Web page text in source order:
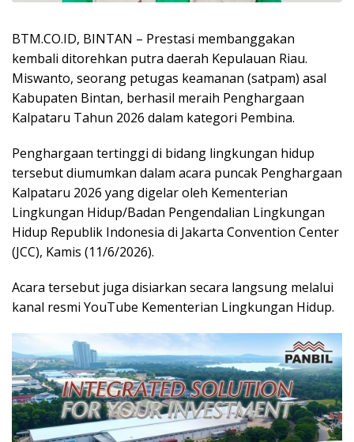
BTM.CO.ID, BINTAN – Prestasi membanggakan
kembali ditorehkan putra daerah Kepulauan Riau.
Miswanto, seorang petugas keamanan (satpam) asal
Kabupaten Bintan, berhasil meraih Penghargaan
Kalpataru Tahun 2026 dalam kategori Pembina.
Penghargaan tertinggi di bidang lingkungan hidup
tersebut diumumkan dalam acara puncak Penghargaan
Kalpataru 2026 yang digelar oleh Kementerian
Lingkungan Hidup/Badan Pengendalian Lingkungan
Hidup Republik Indonesia di Jakarta Convention Center
(JCC), Kamis (11/6/2026).
Acara tersebut juga disiarkan secara langsung melalui
kanal resmi YouTube Kementerian Lingkungan Hidup.